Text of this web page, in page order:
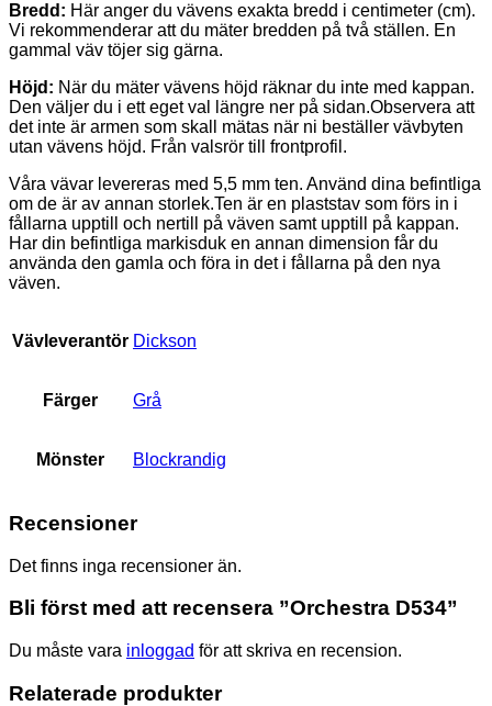
Bredd: Här anger du vävens exakta bredd i centimeter (cm).
Vi rekommenderar att du mäter bredden på två ställen. En
gammal väv töjer sig gärna.
Höjd: När du mäter vävens höjd räknar du inte med kappan.
Den väljer du i ett eget val längre ner på sidan.Observera att
det inte är armen som skall mätas när ni beställer vävbyten
utan vävens höjd. Från valsrör till frontprofil.
Våra vävar levereras med 5,5 mm ten. Använd dina befintliga
om de är av annan storlek.Ten är en plaststav som förs in i
fållarna upptill och nertill på väven samt upptill på kappan.
Har din befintliga markisduk en annan dimension får du
använda den gamla och föra in det i fållarna på den nya
väven.
Vävleverantör Dickson
Färger Grå
Mönster Blockrandig
Recensioner
Det finns inga recensioner än.
Bli först med att recensera ”Orchestra D534”
Du måste vara inloggad för att skriva en recension.
Relaterade produkter